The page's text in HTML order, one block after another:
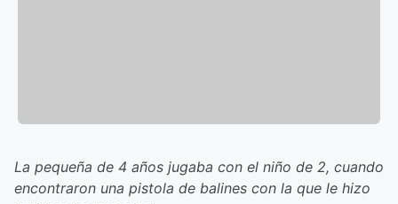
La pequeña de 4 años jugaba con el niño de 2, cuando
encontraron una pistola de balines con la que le hizo